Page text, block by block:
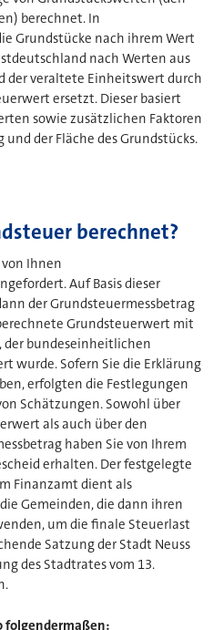
berechnet. In
Grundstücke nach ihrem Wert
nach Werten aus
der veraltete Einheitswert durch
ersetzt. Dieser basiert
sowie zusätzlichen Faktoren
und der Fläche des Grundstücks.
berechnet?
Ihnen
Auf Basis dieser
der Grundsteuermessbetrag
Grundsteuerwert mit
bundeseinheitlichen
wurde. Sofern Sie die Erklärung
erfolgten die Festlegungen
Schätzungen. Sowohl über
als auch über den
haben Sie von Ihrem
erhalten. Der festgelegte
Finanzamt dient als
Gemeinden, die dann ihren
um die finale Steuerlast
Satzung der Stadt Neuss
des Stadtrates vom 13.
folgendermaßen: